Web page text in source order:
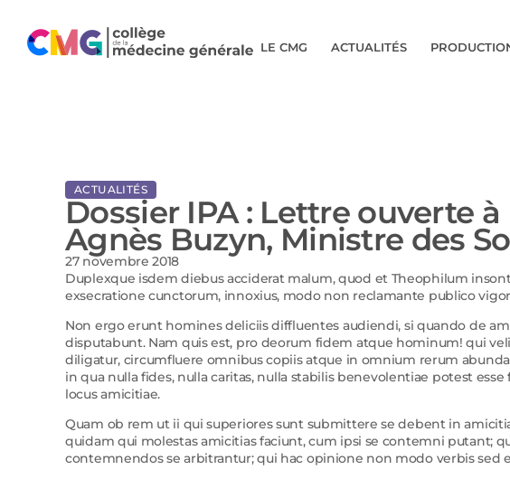
LE CMG ACTUALITÉS
ACTUALITÉS
Dossier IPA : Lettre ouverte
Agnès Buzyn, Ministre des
27 novembre 2018
Duplexque isdem diebus acciderat malum, quod et Theophilum
exsecratione cunctorum, innoxius, modo non reclamante publico
Non ergo erunt homines deliciis diffluentes audiendi, si quando de
disputabunt. Nam quis est, pro deorum fidem atque hominum! qui
diligatur, circumfluere omnibus copiis atque in omnium rerum
in qua nulla fides, nulla caritas, nulla stabilis benevolentiae potest
locus amicitiae.
Quam ob rem ut ii qui superiores sunt submittere se debent in
quidam qui molestas amicitias faciunt, cum ipsi se contemni putant;
contemnendos se arbitrantur; qui hac opinione non modo verbis sed